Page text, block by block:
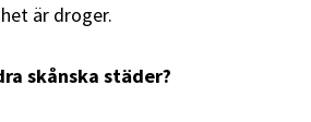
är droger.
skånska städer?